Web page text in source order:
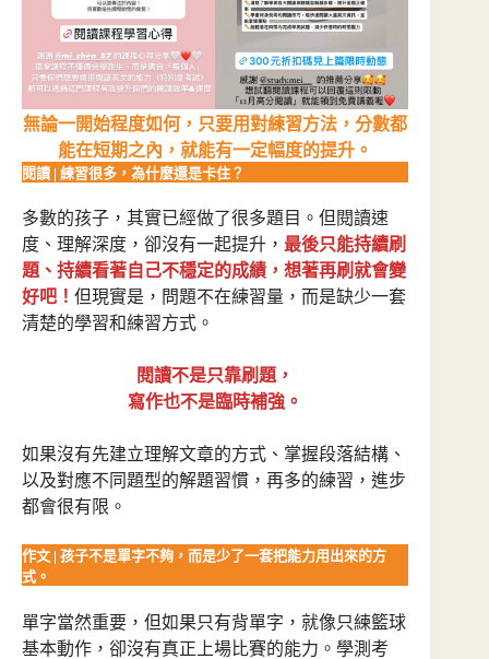
無論一開始程度如何，只要用對練習方法，分數都
能在短期之內，就能有一定幅度的提升。
閱讀 | 練習很多，為什麼還是卡住？
多數的孩子，其實已經做了很多題目。但閱讀速
度、理解深度，卻沒有一起提升， 最後只能持續刷
題、持續看著自己不穩定的成績，想著再刷就會變
好吧！ 但現實是，問題不在練習量，而是缺少一套
清楚的學習和練習方式。
閱讀不是只靠刷題，
寫作也不是臨時補強。
如果沒有先建立理解文章的方式、掌握段落結構、
以及對應不同題型的解題習慣，再多的練習，進步
都會很有限。
作文 | 孩子不是單字不夠，而是少了一套把能力用出來的方
式。
單字當然重要，但如果只有背單字，就像只練籃球
基本動作，卻沒有真正上場比賽的能力。學測考